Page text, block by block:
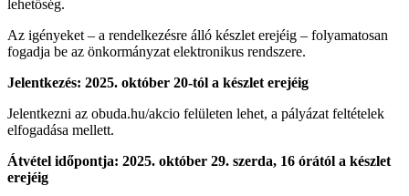
lehetőség.
Az igényeket – a rendelkezésre álló készlet erejéig – folyamatosan
fogadja be az önkormányzat elektronikus rendszere.
Jelentkezés: 2025. október 20-tól a készlet erejéig
Jelentkezni az obuda.hu/akcio felületen lehet, a pályázat feltételek
elfogadása mellett.
Átvétel időpontja: 2025. október 29. szerda, 16 órától a készlet
erejéig